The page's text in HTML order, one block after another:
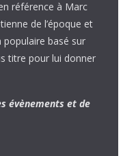
référence à Marc
de l’époque et
populaire basé sur
titre pour lui donner
évènements et de